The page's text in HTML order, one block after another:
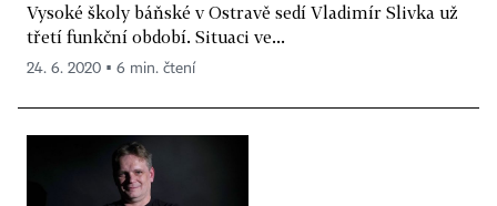
Vysoké školy báňské v Ostravě sedí Vladimír Slivka už
třetí funkční období. Situaci ve...
24. 6. 2020 ▪ 6 min. čtení